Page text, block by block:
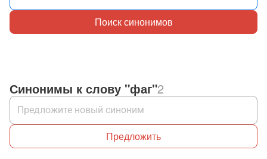
Поиск синонимов
Синонимы к слову "фаг"2
Предложить